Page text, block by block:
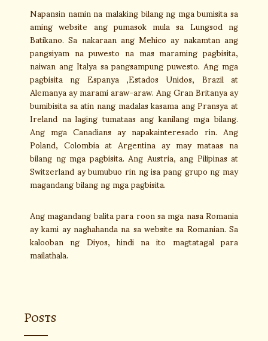
Napansin namin na malaking bilang ng mga bumisita sa
aming website ang pumasok mula sa Lungsod ng
Batikano. Sa nakaraan ang Mehico ay nakamtan ang
pangsiyam na puwesto na mas maraming pagbisita,
naiwan ang Italya sa pangsampung puwesto. Ang mga
pagbisita ng Espanya ,Estados Unidos, Brazil at
Alemanya ay marami araw-araw. Ang Gran Britanya ay
bumibisita sa atin nang madalas kasama ang Pransya at
Ireland na laging tumataas ang kanilang mga bilang.
Ang mga Canadians ay napakainteresado rin. Ang
Poland, Colombia at Argentina ay may mataas na
bilang ng mga pagbisita. Ang Austria, ang Pilipinas at
Switzerland ay bumubuo rin ng isa pang grupo ng may
magandang bilang ng mga pagbisita.
Ang magandang balita para roon sa mga nasa Romania
ay kami ay naghahanda na sa website sa Romanian. Sa
kalooban ng Diyos, hindi na ito magtatagal para
mailathala.
Posts